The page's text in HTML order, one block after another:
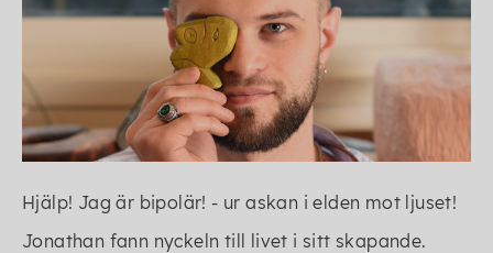
Hjälp! Jag är bipolär! - ur askan i elden mot ljuset!
Jonathan fann nyckeln till livet i sitt skapande.